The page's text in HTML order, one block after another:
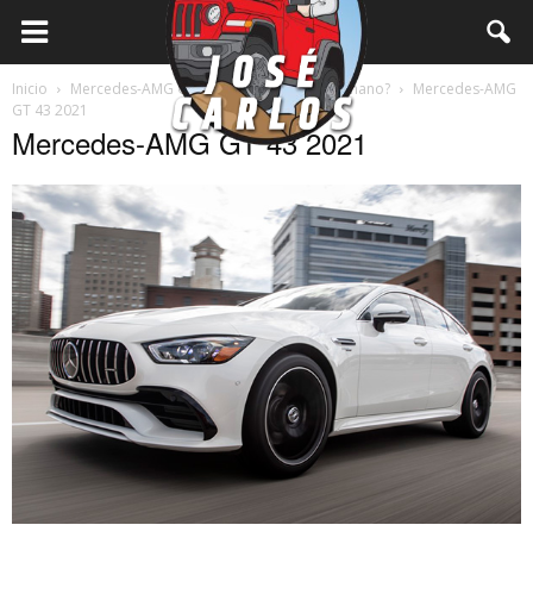
Inicio Mercedes-AMG GT 43 2021 ¿El asalto germano?
Mercedes-AMG
GT 43 2021
Mercedes-AMG GT 43 2021